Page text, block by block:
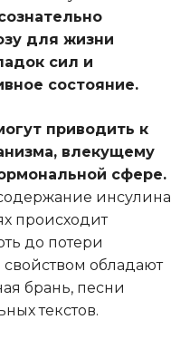
для жизни
сил и
состояние.
приводить к
влекущему
сфере.
инсулина
происходит
до потери
обладают
брань, песни
текстов.